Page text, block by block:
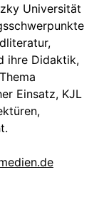
Universität
ihre Didaktik,
Einsatz, KJL